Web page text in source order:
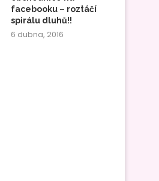
facebooku – roztáčí
spirálu dluhů!!
6 dubna, 2016